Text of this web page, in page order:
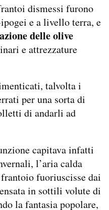
dismessi furono
e a livello terra, e
delle olive
e attrezzature
talvolta i
per una sorta di
di andarli ad
capitava infatti
l’aria calda
fuoriuscisse dai
in sottili volute di
la fantasia popolare,